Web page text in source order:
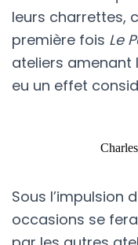
leurs charrettes,
première fois Le
ateliers amenant
eu un effet
Sous l’impulsion
occasions se